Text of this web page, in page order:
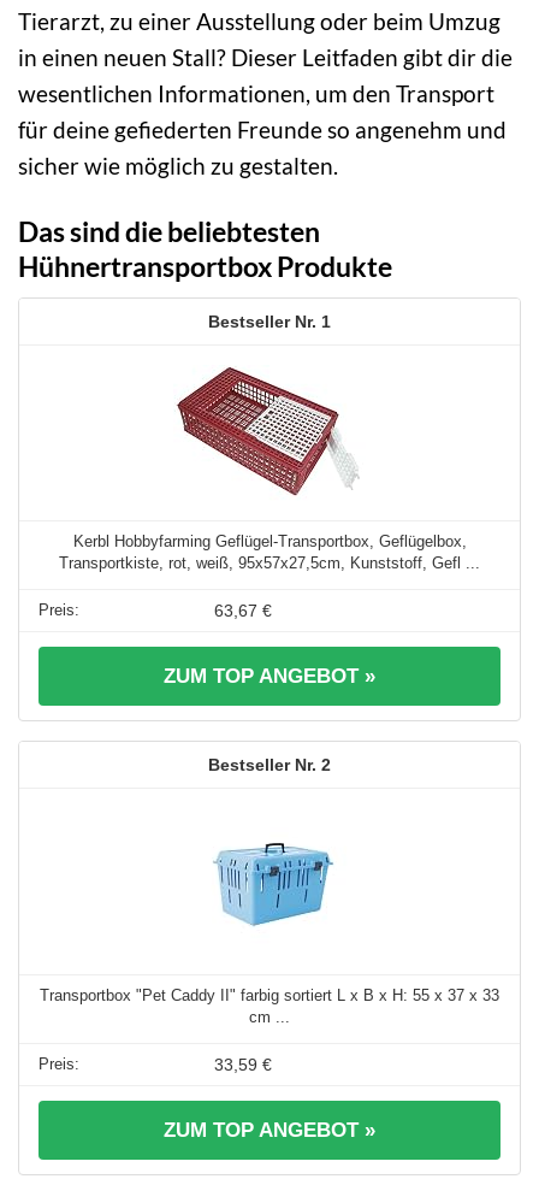
Tierarzt, zu einer Ausstellung oder beim Umzug
in einen neuen Stall? Dieser Leitfaden gibt dir die
wesentlichen Informationen, um den Transport
für deine gefiederten Freunde so angenehm und
sicher wie möglich zu gestalten.
Das sind die beliebtesten
Hühnertransportbox Produkte
1
Kerbl Hobbyfarming Geflügel-Transportbox, Geflügelbox,
Transportkiste, rot, weiß, 95x57x27,5cm, Kunststoff, Gefl ...
63,67 €
ZUM TOP ANGEBOT »
2
Transportbox "Pet Caddy II" farbig sortiert L x B x H: 55 x 37 x 33
cm ...
33,59 €
ZUM TOP ANGEBOT »